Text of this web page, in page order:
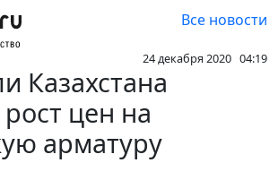
Все новости
24 декабря 2020 04:19
Казахстана
цен на
арматуру